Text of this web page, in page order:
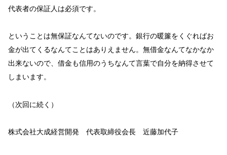
代表者の保証人は必須です。
ということは無保証なんてないのです。銀行の暖簾をくぐればお
金が出てくるなんてことはありえません。無借金なんてなかなか
出来ないので、借金も信用のうちなんて言葉で自分を納得させて
しまいます。
（次回に続く）
株式会社大成経営開発 代表取締役会長 近藤加代子